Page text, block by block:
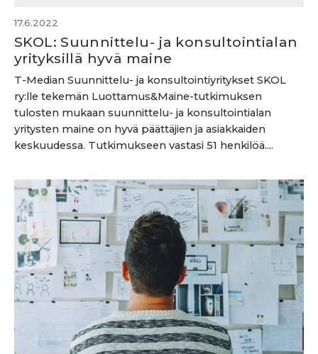
17.6.2022
SKOL: Suunnittelu- ja konsultointialan
yrityksillä hyvä maine
T-Median Suunnittelu- ja konsultointiyritykset SKOL
ry:lle tekemän Luottamus&Maine-tutkimuksen
tulosten mukaan suunnittelu- ja konsultointialan
yritysten maine on hyvä päättäjien ja asiakkaiden
keskuudessa. Tutkimukseen vastasi 51 henkilöä....